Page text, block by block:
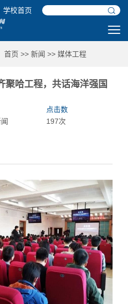
学校首页
首页 >> 新闻 >> 媒体工程
聚哈工程，共话海洋强国
点击数
197次